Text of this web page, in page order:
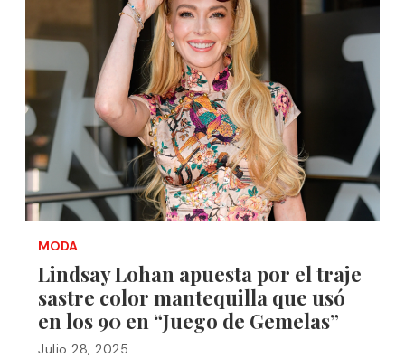
MODA
Lindsay Lohan apuesta por el traje
sastre color mantequilla que usó
en los 90 en “Juego de Gemelas”
Julio 28, 2025